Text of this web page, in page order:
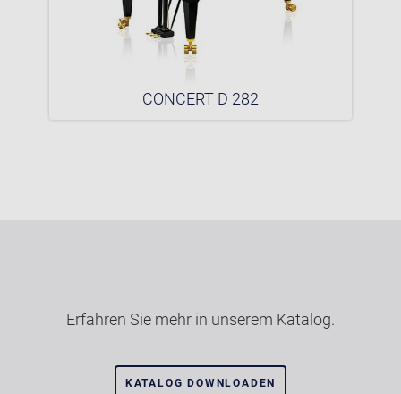
CONCERT D 282
Erfahren Sie mehr in unserem Katalog.
KATALOG DOWNLOADEN